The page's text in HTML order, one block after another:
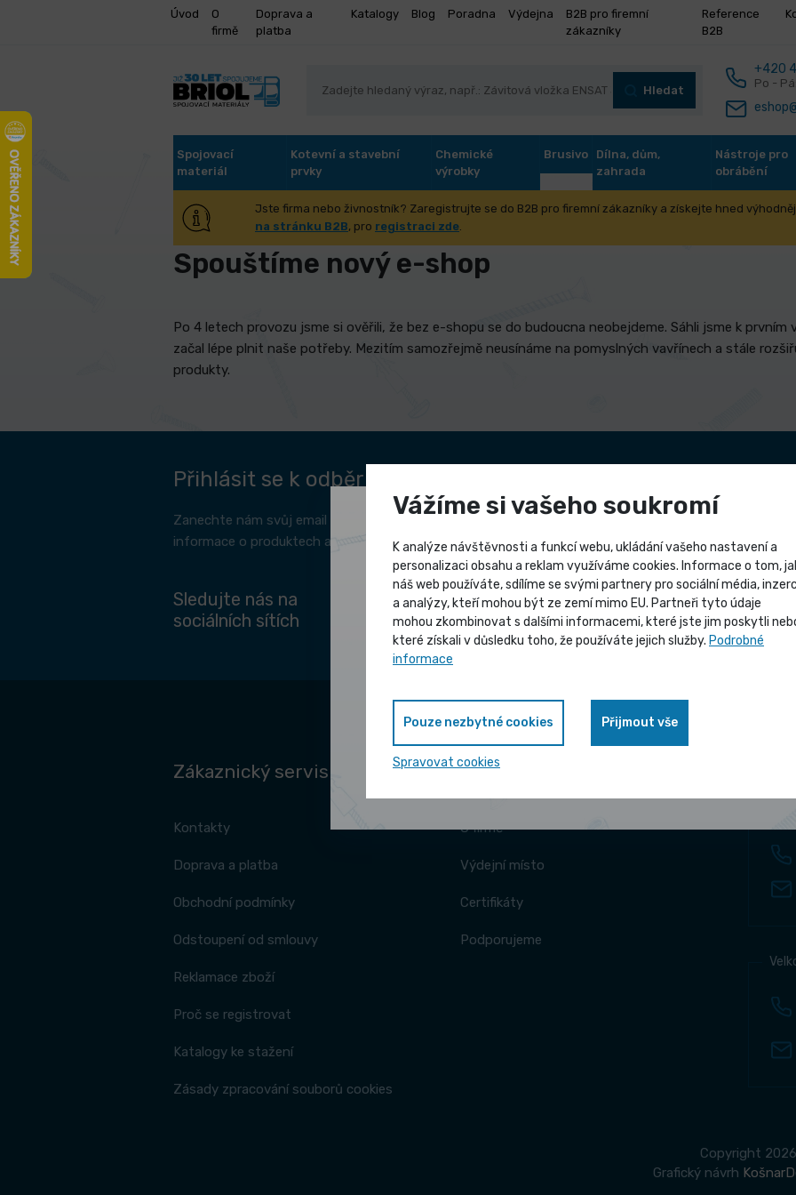
Úvod
O
firmě
Doprava a
platba
Katalogy Blog Poradna Výdejna
B2B pro firemní
zákazníky
Reference
B2B
Hledat
+420
Po -
Spojovací
materiál
Kotevní a stavební
prvky
Chemické
výrobky
Brusivo
Dílna, dům,
zahrada
Nástroje pro
obrábění
Jste firma nebo živnostník? Zaregistrujte se do B2B pro firemní zákazníky a získejte hned
na stránku B2B, pro registraci zde.
Úvod O firmě Spouštíme nový e-shop
Spouštíme nový e-shop
Po 4 letech provozu jsme si ověřili, že bez e-shopu se do budoucna neobejdeme. Sáhli jsme k
začal lépe plnit naše potřeby. Mezitím samozřejmě neusínáme na pomyslných vavřínech a stále
produkty.
Přihlásit se k odběru novinek
Zanechte nám svůj email a my vám budeme zasílat
informace o produktech a jak s produkty zacházet.
Odesláním
Sledujte nás na
sociálních sítích
Zákaznický servis
Kontakty
Doprava a platba
Obchodní podmínky
Odstoupení od smlouvy
Reklamace zboží
Proč se registrovat
Katalogy ke stažení
Zásady zpracování souborů cookies
Naše společnost
O firmě
Výdejní místo
Certifikáty
Podporujeme
Copyright
Grafický návrh
Vážíme si vašeho soukromí
K analýze návštěvnosti a funkcí webu, ukládání vašeho nastavení a
personalizaci obsahu a reklam využíváme cookies. Informace o tom,
náš web používáte, sdílíme se svými partnery pro sociální média,
a analýzy, kteří mohou být ze zemí mimo EU. Partneři tyto údaje
mohou zkombinovat s dalšími informacemi, které jste jim poskytli
které získali v důsledku toho, že používáte jejich služby. Podrobné
informace
Pouze nezbytné cookies Přijmout vše
Spravovat cookies
Výprodej skladových